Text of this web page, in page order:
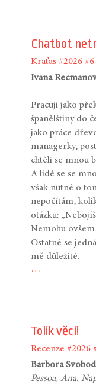
Chatbot
Kraťas #2026 #6
Ivana
Pracuji jako
španělštiny do
jako práce
managerky,
chtěli se mnou
A lidé se se
však nutně o
nepočítám,
otázku:
Nemohu
Ostatně se
mě důležité.
…
Tolik věcí!
Recenze #2026
Barbora
Pessoa, Ana.